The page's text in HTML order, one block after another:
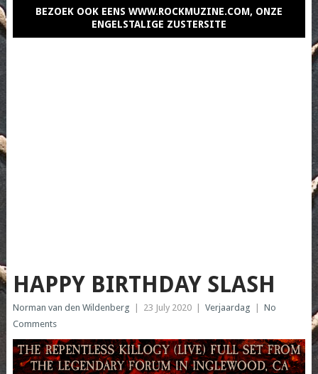
BEZOEK OOK EENS WWW.ROCKMUZINE.COM, ONZE
ENGELSTALIGE ZUSTERSITE
HAPPY BIRTHDAY SLASH
Norman van den Wildenberg 23 July 2020 Verjaardag
No
Comments